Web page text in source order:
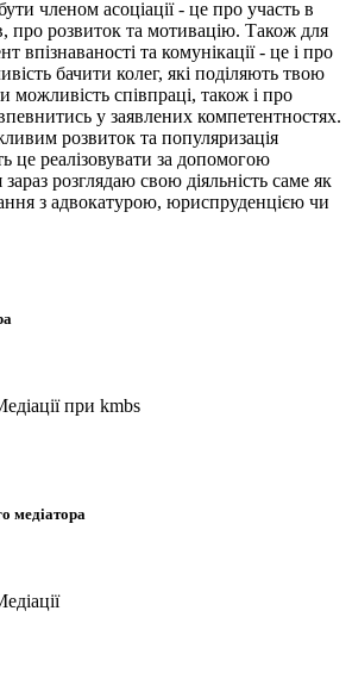
членом асоціації - це про участь в
про розвиток та мотивацію. Також для
та комунікації - це і про
бачити колег, які поділяють твою
можливість співпраці, також і про
у заявлених компетентностях.
розвиток та популяризація
це реалізовувати за допомогою
розглядаю свою діяльність саме як
з адвокатурою, юриспруденцією чи
при kmbs
медіатора